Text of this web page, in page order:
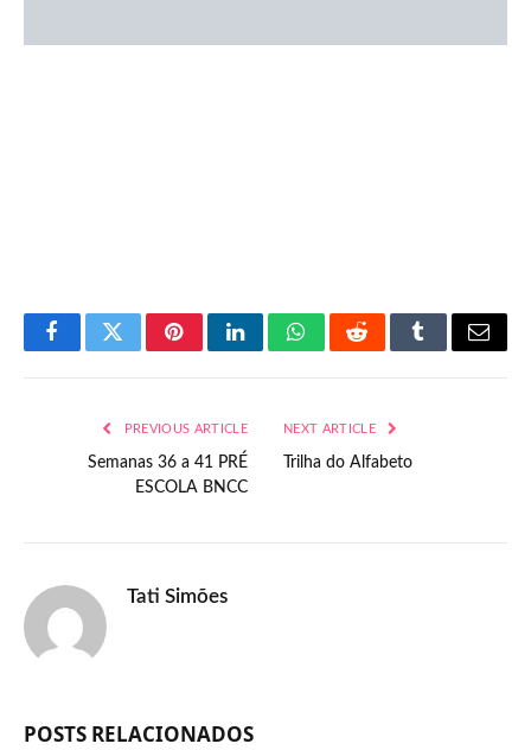
FacebookTwitterPinterestLinkedInWhatsAppRedditTumblrEmail
PREVIOUS ARTICLE
Semanas 36 a 41 PRÉ
ESCOLA BNCC
NEXT ARTICLE
Trilha do Alfabeto
Tati Simões
POSTS RELACIONADOS